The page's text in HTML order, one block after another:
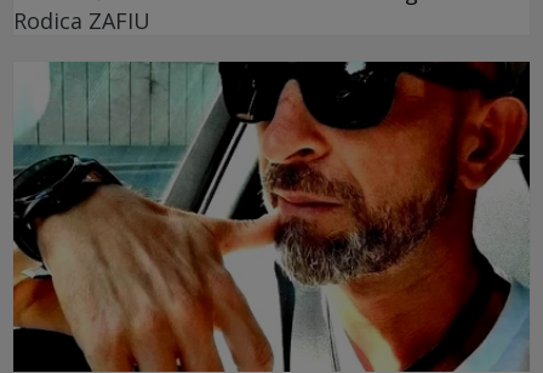
Rodica ZAFIU